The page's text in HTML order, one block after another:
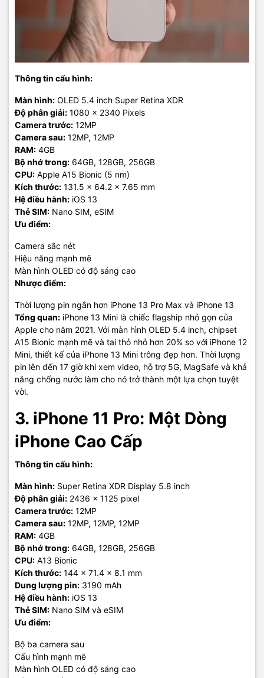
Thông tin cấu hình:
Màn hình: OLED 5.4 inch Super Retina XDR
Độ phân giải: 1080 x 2340 Pixels
Camera trước: 12MP
Camera sau: 12MP, 12MP
RAM: 4GB
Bộ nhớ trong: 64GB, 128GB, 256GB
CPU: Apple A15 Bionic (5 nm)
Kích thước: 131.5 x 64.2 x 7.65 mm
Hệ điều hành: iOS 13
Thẻ SIM: Nano SIM, eSIM
Ưu điểm:
Camera sắc nét
Hiệu năng mạnh mẽ
Màn hình OLED có độ sáng cao
Nhược điểm:
Thời lượng pin ngắn hơn iPhone 13 Pro Max và iPhone 13
Tổng quan: iPhone 13 Mini là chiếc flagship nhỏ gọn của
Apple cho năm 2021. Với màn hình OLED 5.4 inch, chipset
A15 Bionic mạnh mẽ và tai thỏ nhỏ hơn 20% so với iPhone 12
Mini, thiết kế của iPhone 13 Mini trông đẹp hơn. Thời lượng
pin lên đến 17 giờ khi xem video, hỗ trợ 5G, MagSafe và khả
năng chống nước làm cho nó trở thành một lựa chọn tuyệt
vời.
3. iPhone 11 Pro: Một Dòng
iPhone Cao Cấp
Thông tin cấu hình:
Màn hình: Super Retina XDR Display 5.8 inch
Độ phân giải: 2436 x 1125 pixel
Camera trước: 12MP
Camera sau: 12MP, 12MP, 12MP
RAM: 4GB
Bộ nhớ trong: 64GB, 128GB, 256GB
CPU: A13 Bionic
Kích thước: 144 x 71.4 x 8.1 mm
Dung lượng pin: 3190 mAh
Hệ điều hành: iOS 13
Thẻ SIM: Nano SIM và eSIM
Ưu điểm:
Bộ ba camera sau
Cấu hình mạnh mẽ
Màn hình OLED có độ sáng cao